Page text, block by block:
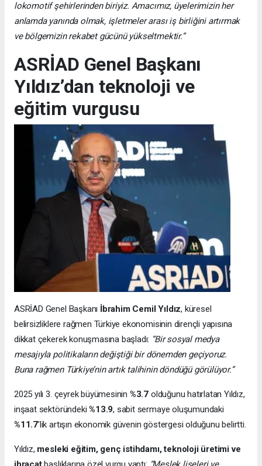
lokomotif şehirlerinden biriyiz. Amacımız, üyelerimizin her
anlamda yanında olmak, işletmeler arası iş birliğini artırmak
ve bölgemizin rekabet gücünü yükseltmektir.”
ASRİAD Genel Başkanı
Yıldız’dan teknoloji ve
eğitim vurgusu
ASRİAD Genel Başkanı İbrahim Cemil Yıldız, küresel
belirsizliklere rağmen Türkiye ekonomisinin dirençli yapısına
dikkat çekerek konuşmasına başladı: “Bir sosyal medya
mesajıyla politikaların değiştiği bir dönemden geçiyoruz.
Buna rağmen Türkiye’nin artık talihinin döndüğü görülüyor.”
2025 yılı 3. çeyrek büyümesinin %3.7 olduğunu hatırlatan Yıldız,
inşaat sektöründeki%13.9, sabit sermaye oluşumundaki
%11.7’lik artışın ekonomik güvenin göstergesi olduğunu belirtti.
Yıldız, mesleki eğitim, genç istihdamı, teknoloji üretimi ve